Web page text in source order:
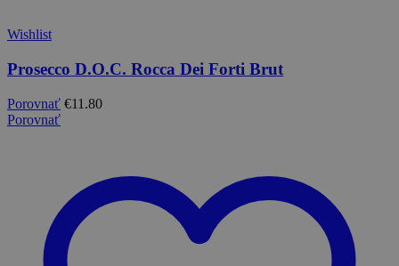
Wishlist
Prosecco D.O.C. Rocca Dei Forti Brut
Porovnať €11.80
Porovnať